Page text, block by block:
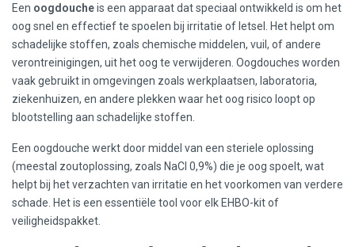
Een oogdoucheis een apparaat dat speciaal ontwikkeld is om het
oog snel en effectief te spoelen bij irritatie of letsel. Het helpt om
schadelijke stoffen, zoals chemische middelen, vuil, of andere
verontreinigingen, uit het oog te verwijderen. Oogdouches worden
vaak gebruikt in omgevingen zoals werkplaatsen, laboratoria,
ziekenhuizen, en andere plekken waar het oog risico loopt op
blootstelling aan schadelijke stoffen.
Een oogdouche werkt door middel van een steriele oplossing
(meestal zoutoplossing, zoals NaCl 0,9%) die je oog spoelt, wat
helpt bij het verzachten van irritatie en het voorkomen van verdere
schade. Het is een essentiële tool voor elk EHBO-kit of
veiligheidspakket.